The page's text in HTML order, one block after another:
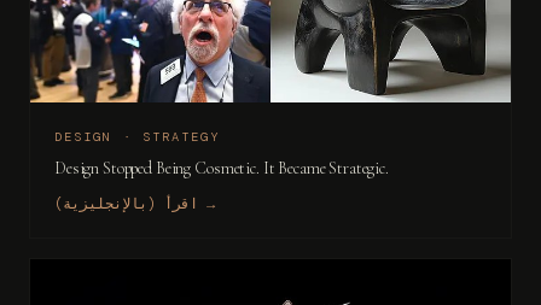
DESIGN · STRATEGY
Design Stopped Being Cosmetic. It Became Strategic.
اقرأ (بالإنجليزية) →